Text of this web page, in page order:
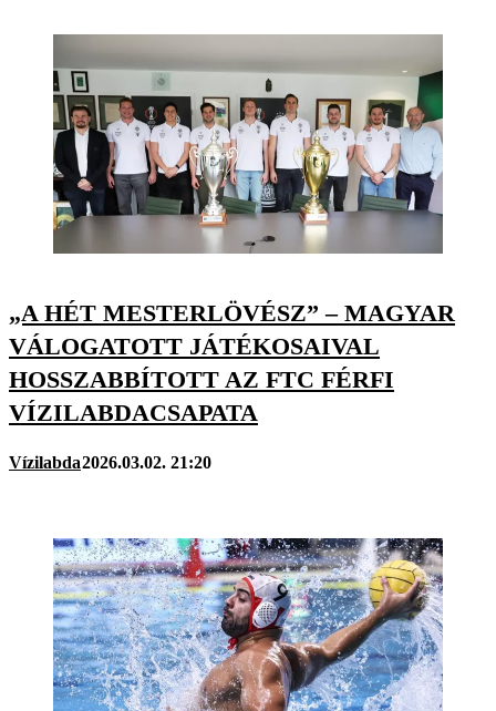
„A HÉT MESTERLÖVÉSZ” – MAGYAR
VÁLOGATOTT JÁTÉKOSAIVAL
HOSSZABBÍTOTT AZ FTC FÉRFI
VÍZILABDACSAPATA
Vízilabda2026.03.02. 21:20